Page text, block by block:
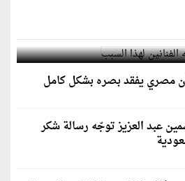
الفنانين لهذا السبب
مصري يفقد بصره بشكل كامل
عبد العزيز توجّه رسالة شكر